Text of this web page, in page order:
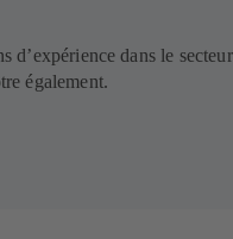
d’expérience dans le secteur
également.